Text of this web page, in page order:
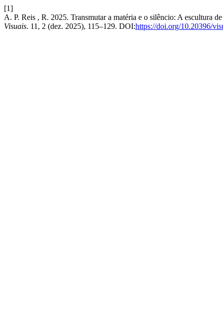
[1]
A. P. Reis , R. 2025. Transmutar a matéria e o silêncio: A escultura
Visuais. 11, 2 (dez. 2025), 115–129. DOI:https://doi.org/10.20396/